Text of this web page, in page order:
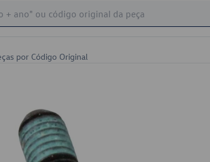
por Código Original